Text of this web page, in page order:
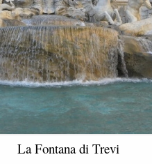
La Fontana di Trevi